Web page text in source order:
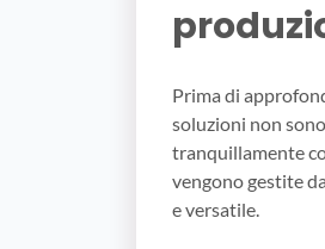
Prima di
soluzioni non
tranquillamente
vengono gestite
e versatile.